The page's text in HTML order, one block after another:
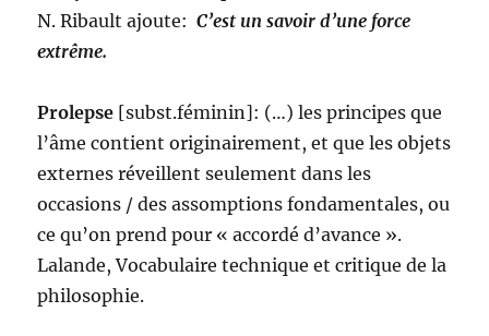
N. Ribault ajoute:C’est un savoir d’une force
extrême.
Prolepse [subst.féminin]: (…) les principes que
l’âme contient originairement, et que les objets
externes réveillent seulement dans les
occasions / des assomptions fondamentales, ou
ce qu’on prend pour « accordé d’avance ».
Lalande, Vocabulaire technique et critique de la
philosophie.